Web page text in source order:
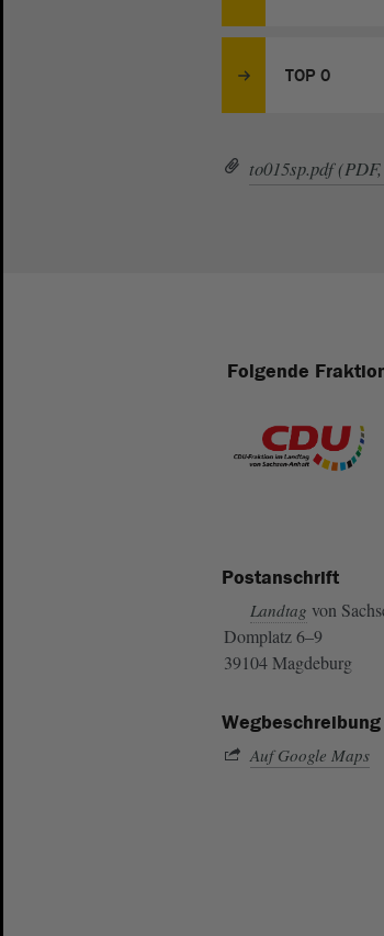
TOP 0
to015sp.pdf
Folgende
Postanschrift
Landtag von
Domplatz 6–9
39104 Magdeburg
Wegbeschreibung
Auf Google Maps